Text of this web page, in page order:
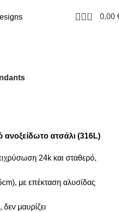
0 0,00
ατσάλι (316L)
24k και σταθερό,
με επέκταση αλυσίδας
μαυρίζει